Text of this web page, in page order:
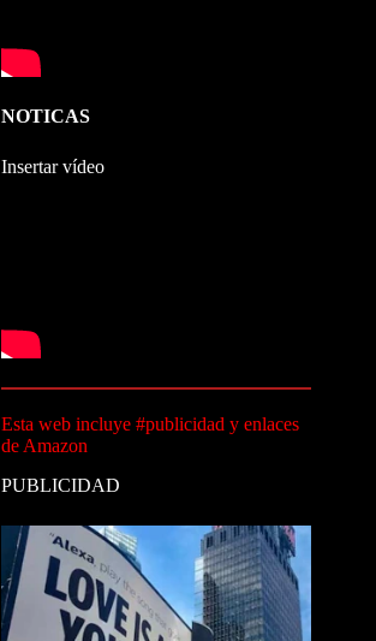
NOTICAS
Insertar vídeo
Esta web incluye #publicidad y enlaces
de Amazon
PUBLICIDAD